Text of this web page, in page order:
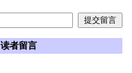
读者留言